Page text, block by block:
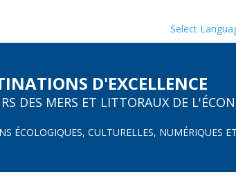
Select
D'EXCELLENCE
DES MERS ET LITTORAUX DE
ÉCOLOGIQUES, CULTURELLES, NUMÉRIQUES ET